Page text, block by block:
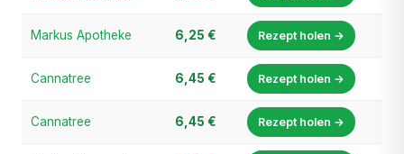
Markus Apotheke 6,25 € Rezept holen →
Cannatree 6,45 € Rezept holen →
Cannatree 6,45 € Rezept holen →